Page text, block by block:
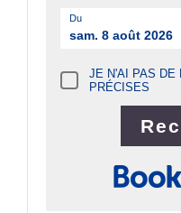
Du
sam. 8 août 2026
JE N'AI PAS DE
PRÉCISES